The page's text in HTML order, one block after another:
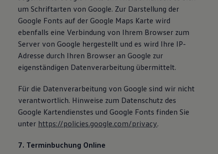
um Schriftarten von Google. Zur Darstellung der
Google Fonts auf der Google Maps Karte wird
ebenfalls eine Verbindung von Ihrem Browser zum
Server von Google hergestellt und es wird Ihre IP-
Adresse durch Ihren Browser an Google zur
eigenständigen Datenverarbeitung übermittelt.
Für die Datenverarbeitung von Google sind wir nicht
verantwortlich. Hinweise zum Datenschutz des
Google Kartendienstes und Google Fonts finden Sie
unter https://policies.google.com/privacy.
7. Terminbuchung Online